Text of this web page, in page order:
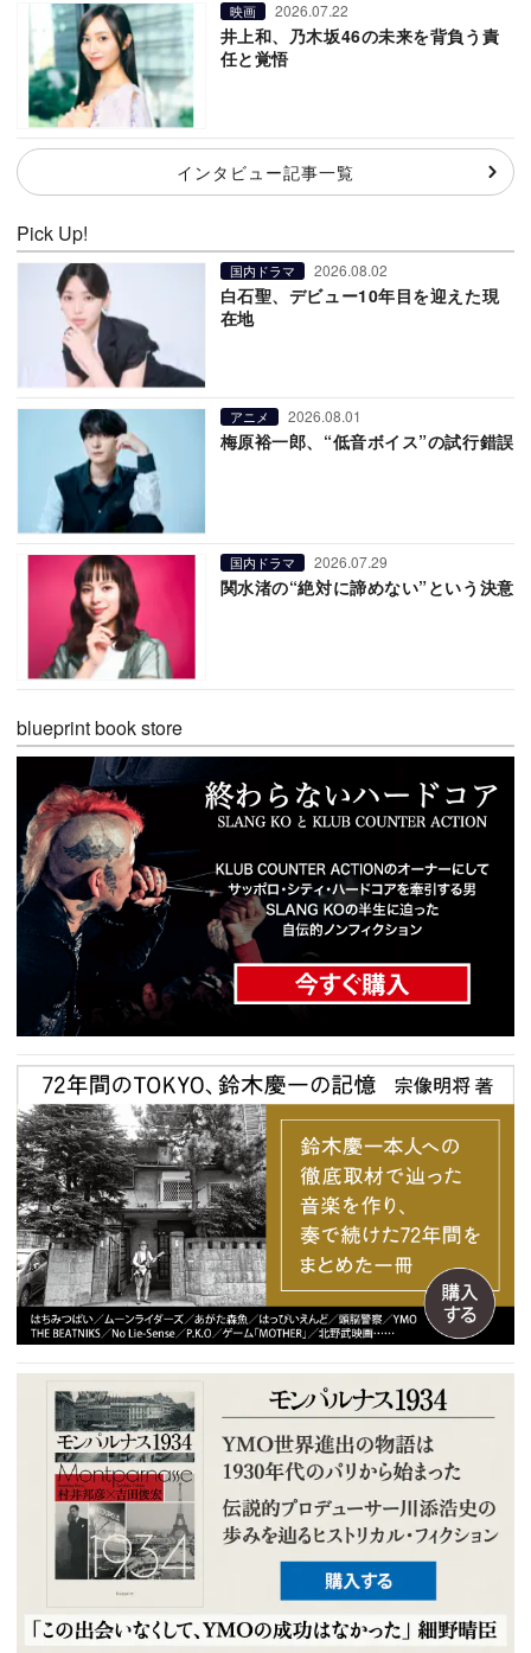
映画 2026.07.22
井上和、乃木坂46の未来を背負う責
任と覚悟
インタビュー記事一覧
Pick Up!
国内ドラマ 2026.08.02
白石聖、デビュー10年目を迎えた現
在地
アニメ 2026.08.01
梅原裕一郎、“低音ボイス”の試行錯誤
国内ドラマ 2026.07.29
関水渚の“絶対に諦めない”という決意
blueprint book store